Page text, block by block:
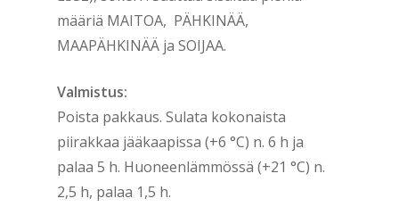
määriä MAITOA, PÄHKINÄÄ,
MAAPÄHKINÄÄ ja SOIJAA.
Valmistus:
Poista pakkaus. Sulata kokonaista
piirakkaa jääkaapissa (+6 °C) n. 6 h ja
palaa 5 h. Huoneenlämmössä (+21 °C) n.
2,5 h, palaa 1,5 h.